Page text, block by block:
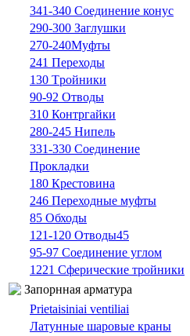
341-340 Cоединение конус
290-300 Заглушки
270-240Муфты
241 Переходы
130 Tройники
90-92 Отводы
310 Контргайки
280-245 Нипель
331-330 Cоединение
Прокладки
180 Крестовина
246 Переходные муфты
85 Oбходы
121-120 Отводы45
95-97 Cоединение углом
1221 Сферические тройники
Запорнная арматура
Prietaisiniai ventiliai
Латунные шаровые краны